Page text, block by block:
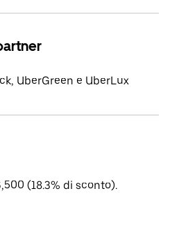
UberGreen e UberLux
(18.3% di sconto).